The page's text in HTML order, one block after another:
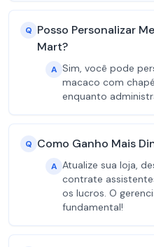
Q Posso Personalizar
Mart?
A Sim, você pode
macaco com
enquanto
Q Como Ganho Mais
A Atualize sua loja,
contrate
os lucros. O
fundamental!